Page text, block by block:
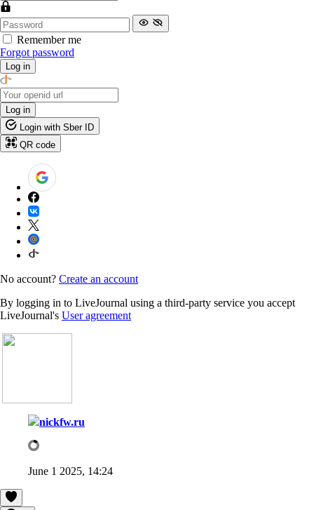
Remember me
Forgot password
Log in
Log in
Login with Sber ID
QR code
No account? Create an account
By logging in to LiveJournal using a third-party service you accept
LiveJournal's User agreement
nickfw.ru
June 1 2025, 14:24